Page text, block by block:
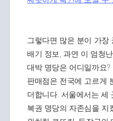
그렇다면 많은 분이 가장
배기 정보, 과연 이 엄청
대박 명당은 어디일까요
판매점은 전국에 고르게
더합니다. 서울에서는 세
복권 명당의 자존심을 지